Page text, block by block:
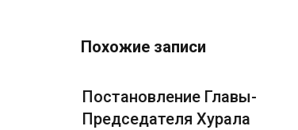
Похожие записи
Постановление Главы-
Председателя Хурала